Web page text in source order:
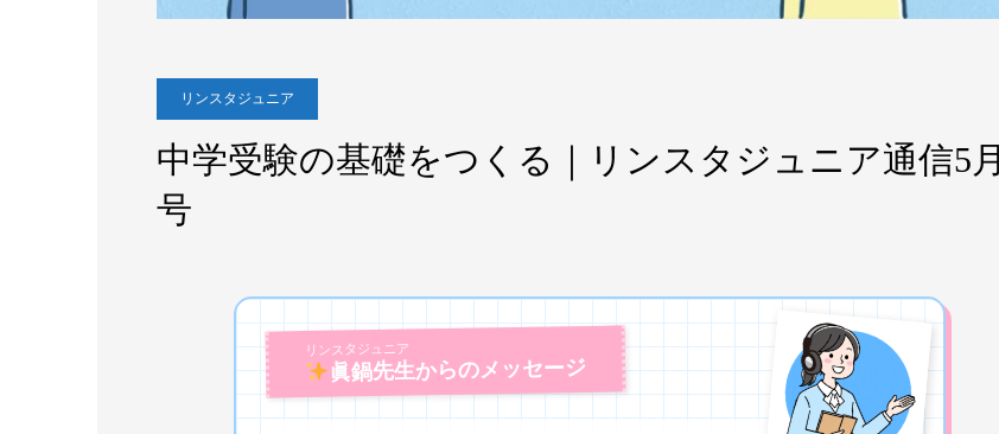
リンスタジュニア
中学受験の基礎をつくる｜リンスタジュニア通信5月
号
リンスタジュニア
眞鍋先生からのメッセージ